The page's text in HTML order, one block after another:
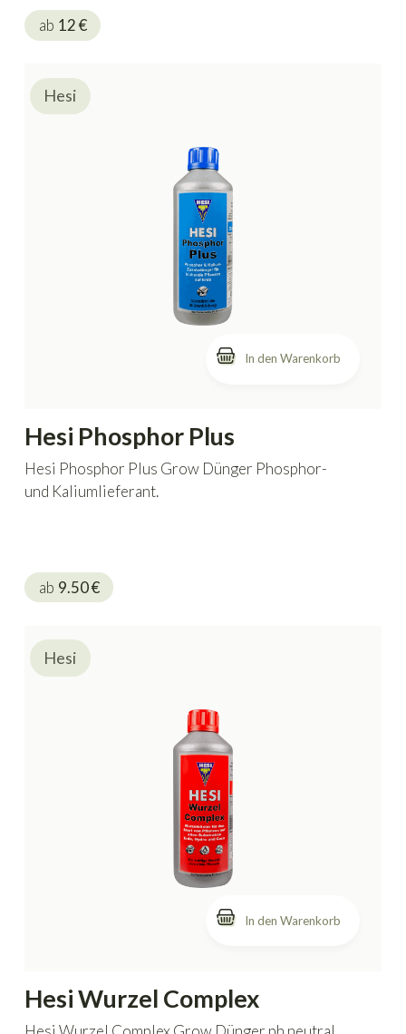
ab 12€
In den Warenkorb
Hesi Phosphor Plus
Hesi Phosphor Plus Grow Dünger Phosphor-
und Kaliumlieferant.
ab 9.50€
Hesi
In den Warenkorb
Hesi Wurzel Complex
Hesi